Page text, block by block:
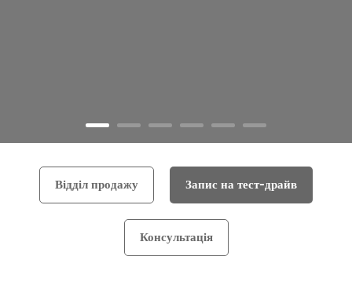
Відділ продажу Запис на тест-драйв
Консультація